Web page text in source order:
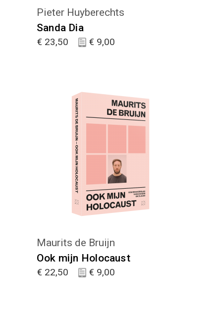
Pieter Huyberechts
Sanda Dia
€ 23,50 € 9,00
KIES :)
Maurits de Bruijn
Ook mijn Holocaust
€ 22,50 € 9,00